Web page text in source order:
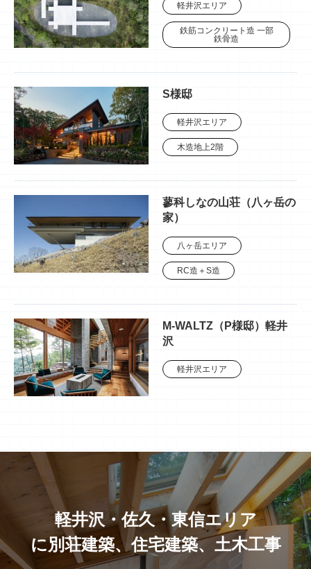
軽井沢エリア
鉄筋コンクリート造 一部
鉄骨造
S様邸
軽井沢エリア
木造地上2階
蓼科しなの山荘（八ヶ岳の
家）
八ヶ岳エリア
RC造＋S造
M-WALTZ（P様邸）軽井
沢
軽井沢エリア
軽井沢・佐久・東信エリア
に別荘建築、住宅建築、土木工事